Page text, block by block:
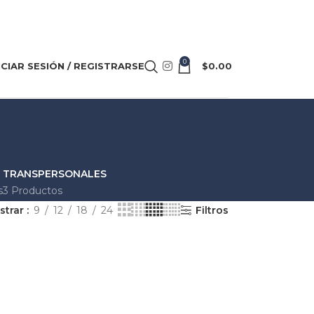
SESIÓN / REGISTRARSE 0 $0.00
TRANSPERSONALES
3 Productos
9 12 18 24 Filtros